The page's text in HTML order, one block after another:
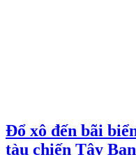
Đổ xô đến bãi
tàu chiến Tây